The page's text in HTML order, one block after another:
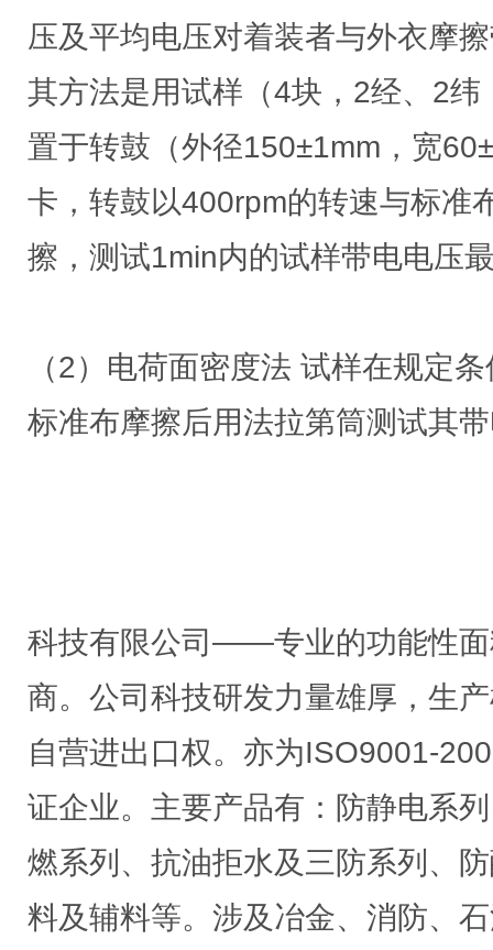
压及平均电压对着装者与外衣摩
其方法是用试样（4块，2经、2
置于转鼓（外径150±1mm，宽
卡，转鼓以400rpm的转速与标准
擦，测试1min内的试样带电电压
（2）电荷面密度法 试样在规定
标准布摩擦后用法拉第筒测试其
科技有限公司——专业的功能性面
商。公司科技研发力量雄厚，生
自营进出口权。亦为ISO9001-
证企业。主要产品有：防静电系
燃系列、抗油拒水及三防系列、
料及辅料等。涉及冶金、消防、